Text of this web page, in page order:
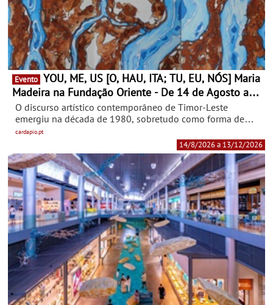
Evento
Madeira na Fundação Oriente - De 14 de Agosto a
13 de Dezembro
O discurso artístico contemporâneo de Timor-Leste
emergiu na década de 1980, sobretudo como forma de
resistência, profundamente influenciada pelos
acontecimentos históricos que marcaram o país, incluindo
os cerca de 500 anos de colonização portuguesa, a
invasão indonésia em 1975 e a conquista da
independência em 2002.
cardapio.pt
14/8/2026 a 13/12/2026